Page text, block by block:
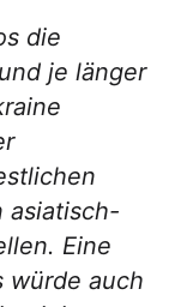
die
je länger
asiatisch-
Eine
würde auch